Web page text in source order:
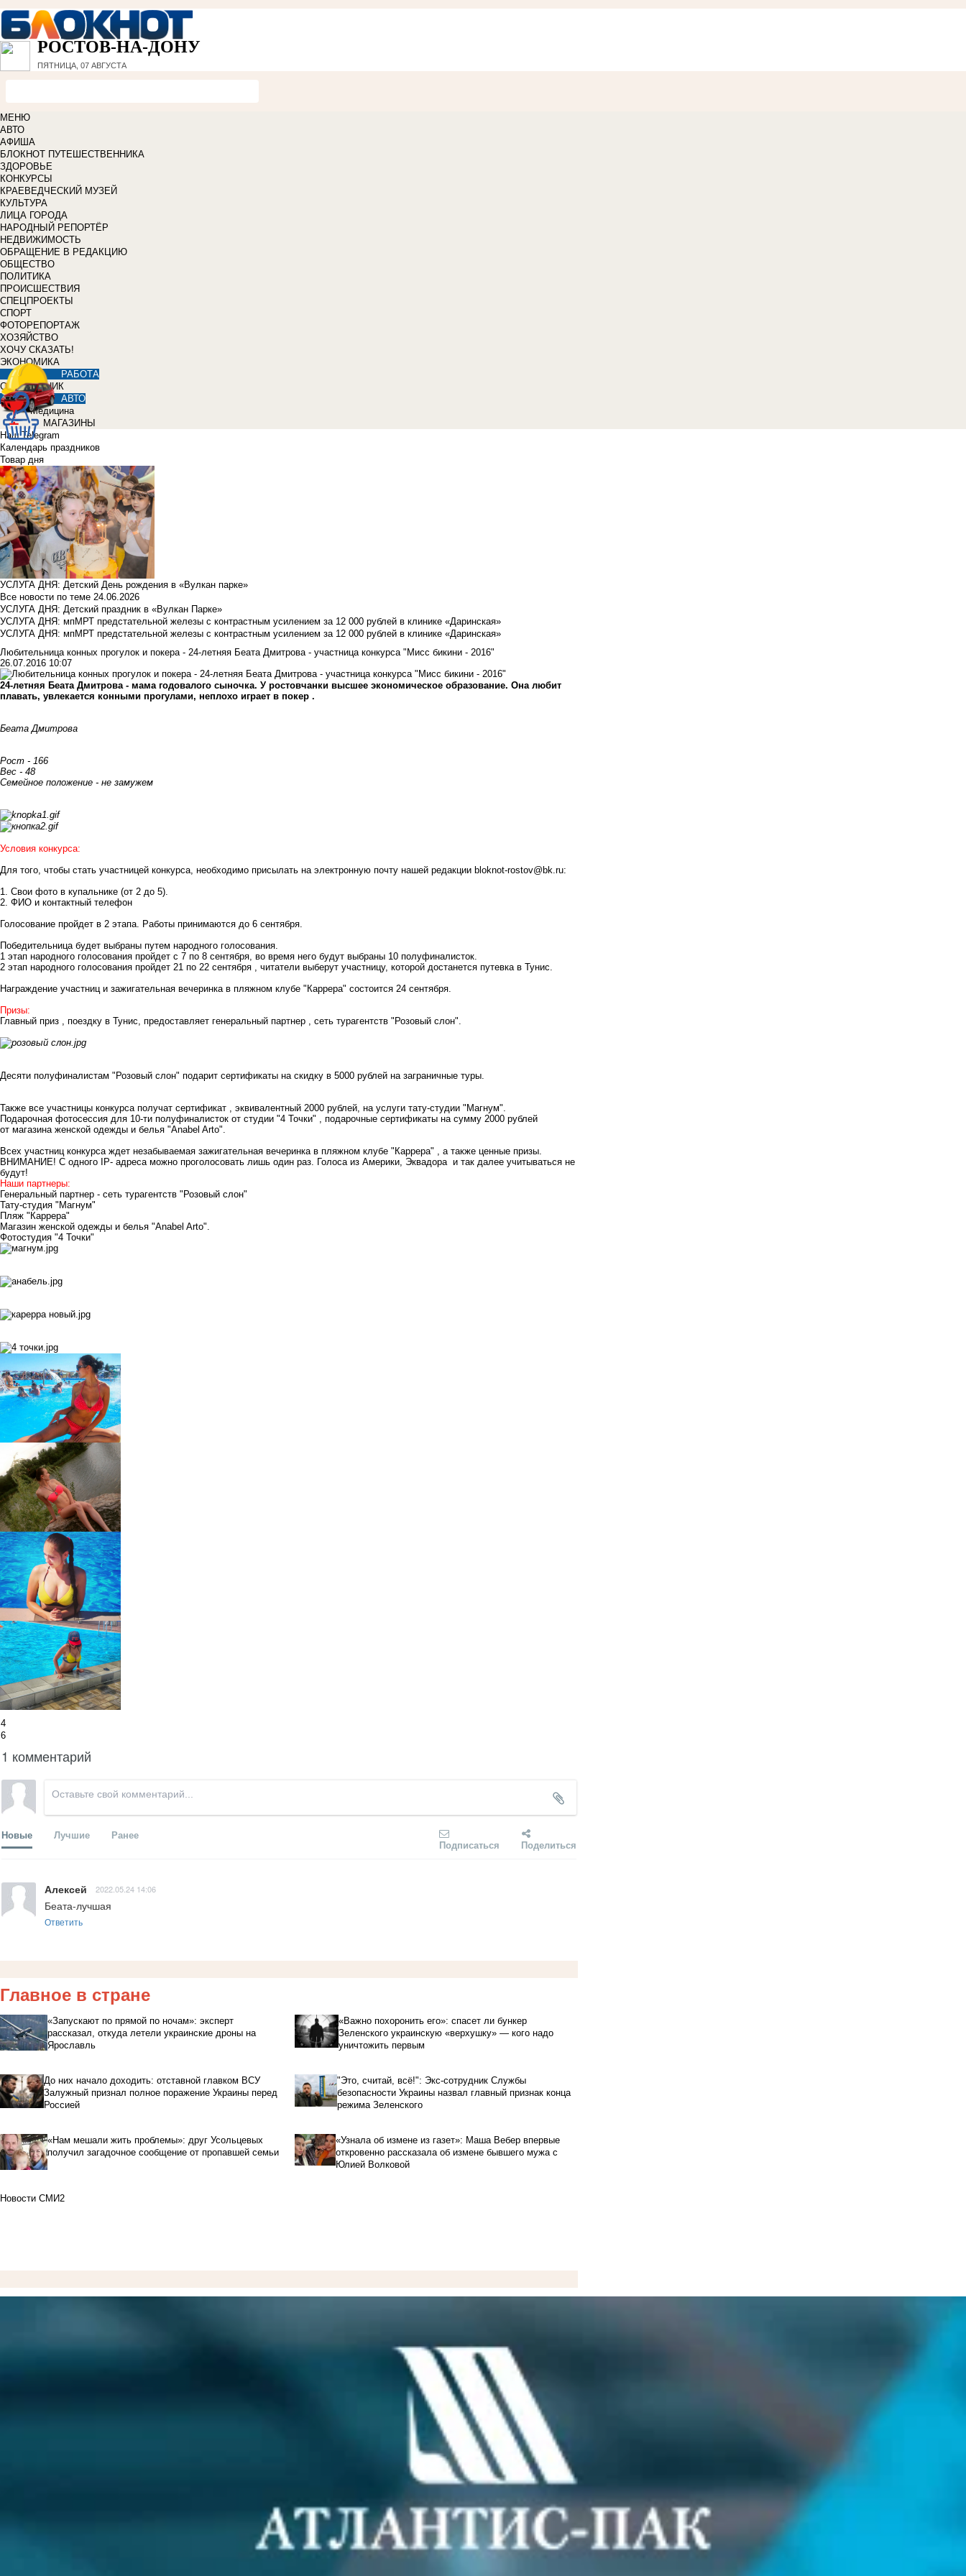
РОСТОВ-НА-ДОНУ
ПЯТНИЦА, 07 АВГУСТА
МЕНЮ
АВТО
АФИША
БЛОКНОТ ПУТЕШЕСТВЕННИКА
ЗДОРОВЬЕ
КОНКУРСЫ
КРАЕВЕДЧЕСКИЙ МУЗЕЙ
КУЛЬТУРА
ЛИЦА ГОРОДА
НАРОДНЫЙ РЕПОРТЁР
НЕДВИЖИМОСТЬ
ОБРАЩЕНИЕ В РЕДАКЦИЮ
ОБЩЕСТВО
ПОЛИТИКА
ПРОИСШЕСТВИЯ
СПЕЦПРОЕКТЫ
СПОРТ
ФОТОРЕПОРТАЖ
ХОЗЯЙСТВО
ХОЧУ СКАЗАТЬ!
ЭКОНОМИКА
РАБОТА
СПРАВОЧНИК
АВТО
Медицина
МАГАЗИНЫ
Наш Telegram
Календарь праздников
Товар дня
УСЛУГА ДНЯ: Детский День рождения в «Вулкан парке»
Все новости по теме 24.06.2026
УСЛУГА ДНЯ: Детский праздник в «Вулкан Парке»
УСЛУГА ДНЯ: мпМРТ предстательной железы с контрастным усилением за 12 000 рублей в клинике «Даринская»
УСЛУГА ДНЯ: мпМРТ предстательной железы с контрастным усилением за 12 000 рублей в клинике «Даринская»
Любительница конных прогулок и покера - 24-летняя Беата Дмитрова - участница конкурса "Мисс бикини - 2016"
26.07.2016 10:07
24-летняя Беата Дмитрова - мама годовалого сыночка. У ростовчанки высшее экономическое образование. Она любит
плавать, увлекается конными прогулами, неплохо играет в покер .
Беата Дмитрова
Рост - 166
Вес - 48
Семейное положение - не замужем
Условия конкурса:
Для того, чтобы стать участницей конкурса, необходимо присылать на электронную почту нашей редакции bloknot-rostov@bk.ru:
1. Свои фото в купальнике (от 2 до 5).
2. ФИО и контактный телефон
Голосование пройдет в 2 этапа. Работы принимаются до 6 сентября.
Победительница будет выбраны путем народного голосования.
1 этап народного голосования пройдет с 7 по 8 сентября, во время него будут выбраны 10 полуфиналисток.
2 этап народного голосования пройдет 21 по 22 сентября , читатели выберут участницу, которой достанется путевка в Тунис.
Награждение участниц и зажигательная вечеринка в пляжном клубе "Каррера" состоится 24 сентября.
Призы:
Главный приз , поездку в Тунис, предоставляет генеральный партнер , сеть турагентств "Розовый слон".
Десяти полуфиналистам "Розовый слон" подарит сертификаты на скидку в 5000 рублей на заграничные туры.
Также все участницы конкурса получат сертификат , эквивалентный 2000 рублей, на услуги тату-студии "Магнум".
Подарочная фотосессия для 10-ти полуфиналисток от студии "4 Точки" , подарочные сертификаты на сумму 2000 рублей
от магазина женской одежды и белья "Anabel Arto".
Всех участниц конкурса ждет незабываемая зажигательная вечеринка в пляжном клубе "Каррера" , а также ценные призы.
ВНИМАНИЕ! С одного IP- адреса можно проголосовать лишь один раз. Голоса из Америки, Эквадора и так далее учитываться не
будут!
Наши партнеры:
Генеральный партнер - сеть турагентств "Розовый слон"
Тату-студия "Магнум"
Пляж "Каррера"
Магазин женской одежды и белья "Anabel Arto".
Фотостудия "4 Точки"
4
6
1 комментарий
Новые Лучшие Ранее
Подписаться Поделиться
Алексей 2022.05.24 14:06
Беата-лучшая
Ответить
Главное в стране
«Запускают по прямой по ночам»: эксперт
рассказал, откуда летели украинские дроны на
Ярославль
«Важно похоронить его»: спасет ли бункер
Зеленского украинскую «верхушку» — кого надо
уничтожить первым
До них начало доходить: отставной главком ВСУ
Залужный признал полное поражение Украины перед
Россией
"Это, считай, всё!": Экс-сотрудник Службы
безопасности Украины назвал главный признак конца
режима Зеленского
«Нам мешали жить проблемы»: друг Усольцевых
получил загадочное сообщение от пропавшей семьи
«Узнала об измене из газет»: Маша Вебер впервые
откровенно рассказала об измене бывшего мужа с
Юлией Волковой
Новости СМИ2